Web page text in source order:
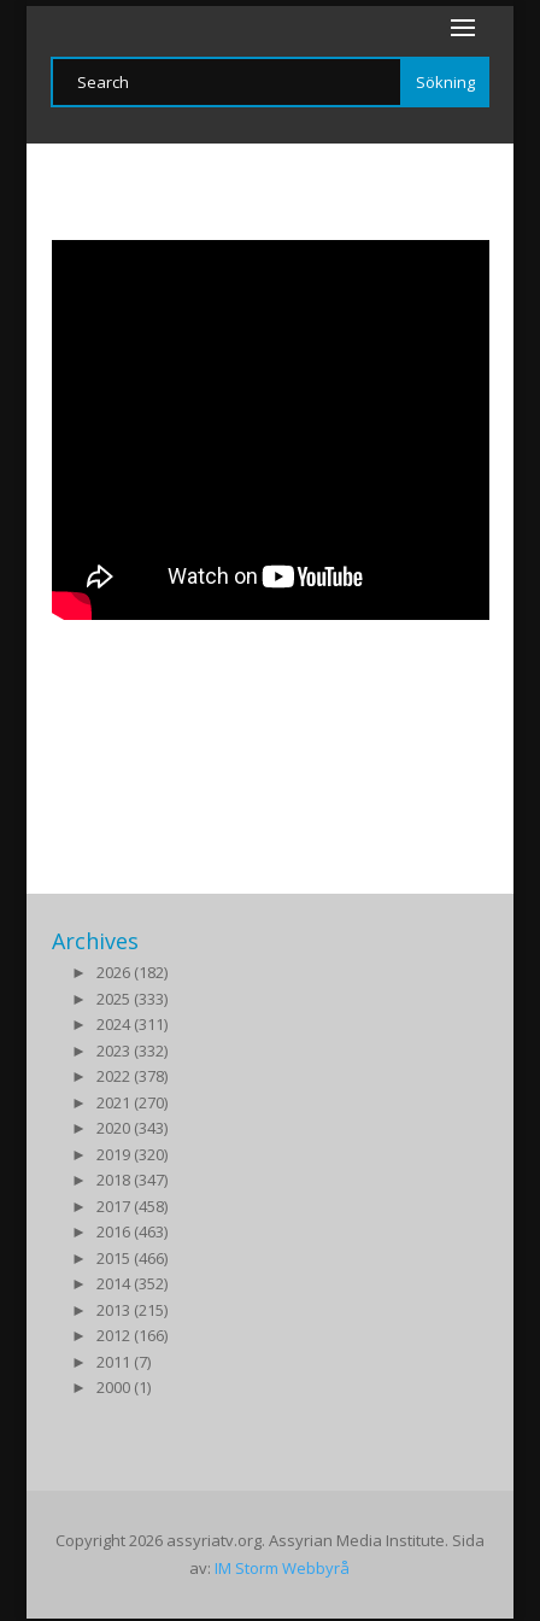
Archives
►
2026 (182)
►
2025 (333)
►
2024 (311)
►
2023 (332)
►
2022 (378)
►
2021 (270)
►
2020 (343)
►
2019 (320)
►
2018 (347)
►
2017 (458)
►
2016 (463)
►
2015 (466)
►
2014 (352)
►
2013 (215)
►
2012 (166)
►
2011 (7)
►
2000 (1)
Copyright 2026 assyriatv.org. Assyrian Media Institute. Sida
av: IM Storm Webbyrå